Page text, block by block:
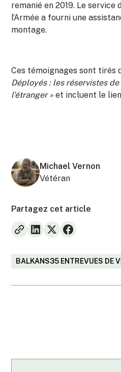
remanié en 2019. Le
l’Armée a fourni une
montage.
Ces témoignages sont tirés
Déployés : les réservistes
l'étranger » et incluent le lien
Michael Vernon
Vétéran
Partagez cet article
BALKANS35 ENTREVUES DE